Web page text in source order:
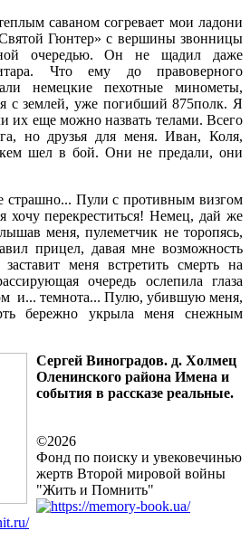
саваном согревает мои ладони
Гюнтер» с вершины звонницы
очередью. Он не щадил даже
Что ему до правоверного
немецкие пехотные минометы,
с землей, уже погибший 875полк. Я
их еще можно назвать телами. Всего
но друзья для меня. Иван, Коля,
шел в бой. Они не предали, они
страшно... Пули с противным визгом
хочу перекреститься! Немец, дай же
меня, пулеметчик не торопясь,
прицел, давая мне возможность
меня встретить смерть на
очередь ослепила глаза
и... темнота... Пулю, убившую меня,
бережно укрыла меня снежным
Сергей Виноградов. д. Холмец
Оленинского района Имена и
события в рассказе реальные.
©2026
Фонд по поиску и увековечинью
жертв Второй мировой войны
"Жить и Помнить"